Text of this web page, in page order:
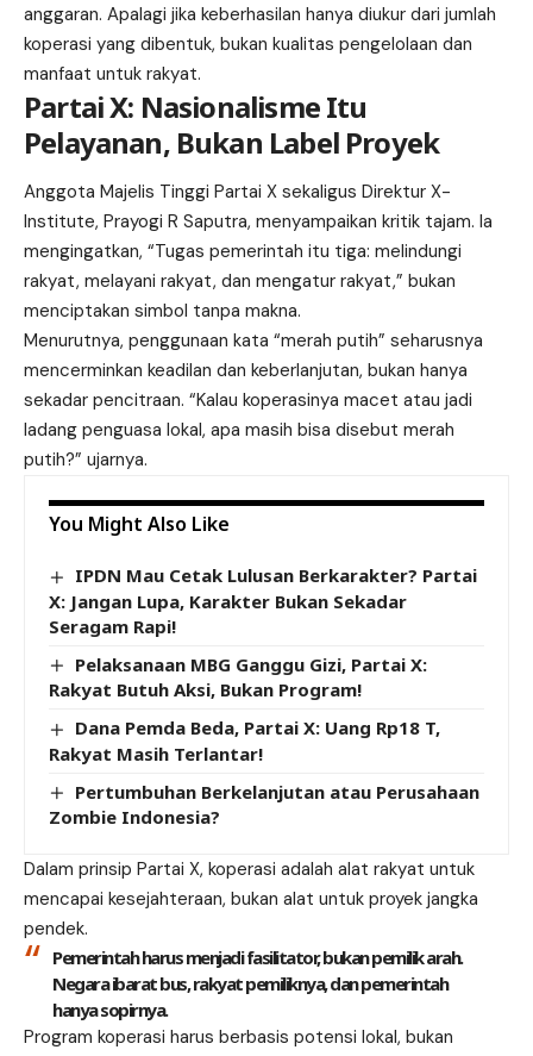
anggaran. Apalagi jika keberhasilan hanya diukur dari jumlah
koperasi yang dibentuk, bukan kualitas pengelolaan dan
manfaat untuk rakyat.
Partai X: Nasionalisme Itu
Pelayanan, Bukan Label Proyek
Anggota Majelis Tinggi Partai X sekaligus Direktur X-
Institute, Prayogi R Saputra, menyampaikan kritik tajam. Ia
mengingatkan, “Tugas pemerintah itu tiga: melindungi
rakyat, melayani rakyat, dan mengatur rakyat,” bukan
menciptakan simbol tanpa makna.
Menurutnya, penggunaan kata “merah putih” seharusnya
mencerminkan keadilan dan keberlanjutan, bukan hanya
sekadar pencitraan. “Kalau koperasinya macet atau jadi
ladang penguasa lokal, apa masih bisa disebut merah
putih?” ujarnya.
You Might Also Like
IPDN Mau Cetak Lulusan Berkarakter? Partai
X: Jangan Lupa, Karakter Bukan Sekadar
Seragam Rapi!
Pelaksanaan MBG Ganggu Gizi, Partai X:
Rakyat Butuh Aksi, Bukan Program!
Dana Pemda Beda, Partai X: Uang Rp18 T,
Rakyat Masih Terlantar!
Pertumbuhan Berkelanjutan atau Perusahaan
Zombie Indonesia?
Dalam prinsip Partai X, koperasi adalah alat rakyat untuk
mencapai kesejahteraan, bukan alat untuk proyek jangka
pendek.
Pemerintah harus menjadi fasilitator, bukan pemilik arah.
Negara ibarat bus, rakyat pemiliknya, dan pemerintah
hanya sopirnya.
Program koperasi harus berbasis potensi lokal, bukan